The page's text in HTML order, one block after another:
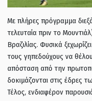
Με πλήρες πρόγραμμα
τελευταία πριν το
Βραζιλίας. Φυσικά
τους γηπεδούχους να
απόσταση από την
δοκιμάζονται στις έδρες
Τέλος, ενδιαφέρον